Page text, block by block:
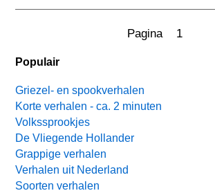
Pagina 1
Populair
Griezel- en spookverhalen
Korte verhalen - ca. 2 minuten
Volkssprookjes
De Vliegende Hollander
Grappige verhalen
Verhalen uit Nederland
Soorten verhalen